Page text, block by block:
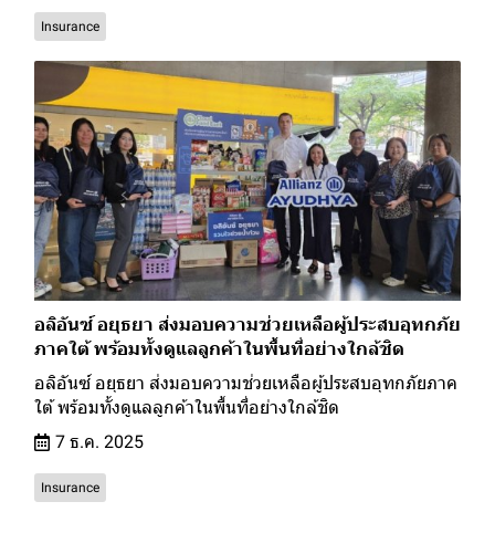
Insurance
อลิอันซ์ อยุธยา ส่งมอบความช่วยเหลือผู้ประสบอุทกภัย
ภาคใต้ พร้อมทั้งดูแลลูกค้าในพื้นที่อย่างใกล้ชิด
อลิอันซ์ อยุธยา ส่งมอบความช่วยเหลือผู้ประสบอุทกภัยภาค
ใต้ พร้อมทั้งดูแลลูกค้าในพื้นที่อย่างใกล้ชิด
7 ธ.ค. 2025
Insurance